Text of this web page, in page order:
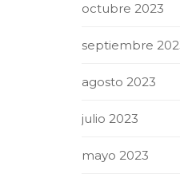
octubre 2023
septiembre
agosto 2023
julio 2023
mayo 2023